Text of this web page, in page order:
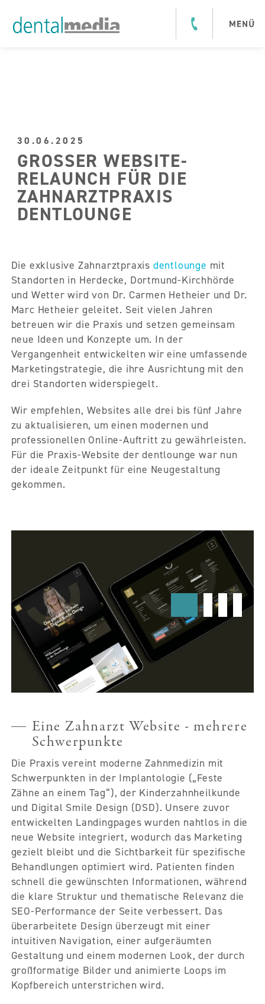
30.06.2025
GROSSER WEBSITE-R
ELAUNCH FÜR DIE Z
AHNARZTPRAXIS D
ENTLOUNGE
Die exklusive Zahnarztpraxis dentlounge mit
Standorten in Herdecke, Dortmund-Kirchhörde
und Wetter wird von Dr. Carmen Hetheier und Dr.
Marc Hetheier geleitet. Seit vielen Jahren
betreuen wir die Praxis und setzen gemeinsam
neue Ideen und Konzepte um. In der
Vergangenheit entwickelten wir eine umfassende
Marketingstrategie, die ihre Ausrichtung mit den
drei Standorten widerspiegelt.
Wir empfehlen, Websites alle drei bis fünf Jahre
zu aktualisieren, um einen modernen und
professionellen Online-Auftritt zu gewährleisten.
Für die Praxis-Website der dentlounge war nun
der ideale Zeitpunkt für eine Neugestaltung
gekommen.
Eine Zahnarzt Website - mehrere
Schwerpunkte
Die Praxis vereint moderne Zahnmedizin mit
Schwerpunkten in der Implantologie („Feste
Zähne an einem Tag“), der Kinderzahnheilkunde
und Digital Smile Design (DSD). Unsere zuvor
entwickelten Landingpages wurden nahtlos in die
neue Website integriert, wodurch das Marketing
gezielt bleibt und die Sichtbarkeit für spezifische
Behandlungen optimiert wird. Patienten finden
schnell die gewünschten Informationen, während
die klare Struktur und thematische Relevanz die
SEO-Performance der Seite verbessert. Das
überarbeitete Design überzeugt mit einer
intuitiven Navigation, einer aufgeräumten
Gestaltung und einem modernen Look, der durch
großformatige Bilder und animierte Loops im
Kopfbereich unterstrichen wird.